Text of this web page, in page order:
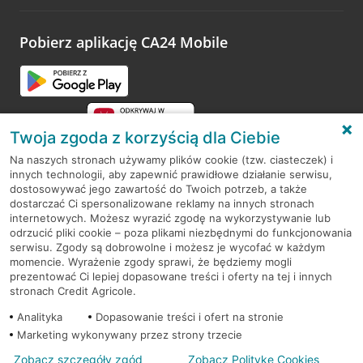
opinie.
Pobierz aplikację CA24 Mobile
RODO
Regulamin serwisu
Mapa serwisu
PolitykaCookies
Twoja zgoda z korzyścią dla Ciebie
Na naszych stronach używamy plików cookie (tzw. ciasteczek) i
innych technologii, aby zapewnić prawidłowe działanie serwisu,
dostosowywać jego zawartość do Twoich potrzeb, a także
dostarczać Ci spersonalizowane reklamy na innych stronach
internetowych. Możesz wyrazić zgodę na wykorzystywanie lub
odrzucić pliki cookie – poza plikami niezbędnymi do funkcjonowania
serwisu. Zgody są dobrowolne i możesz je wycofać w każdym
momencie. Wyrażenie zgody sprawi, że będziemy mogli
prezentować Ci lepiej dopasowane treści i oferty na tej i innych
stronach Credit Agricole.
Analityka
Dopasowanie treści i ofert na stronie
Marketing wykonywany przez strony trzecie
Zobacz szczegóły zgód Zobacz Politykę Cookies